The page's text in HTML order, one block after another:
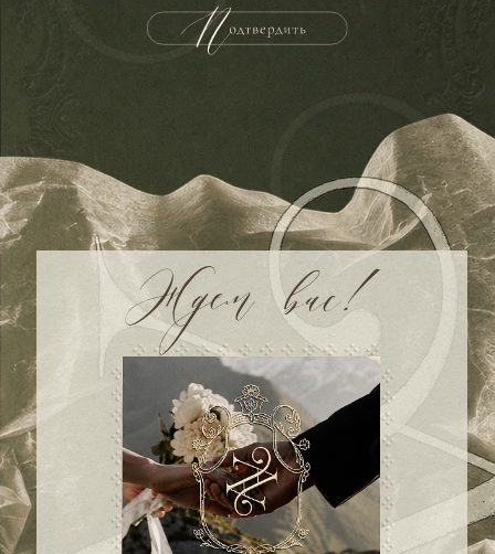
дней
00 00
минут
00
часов